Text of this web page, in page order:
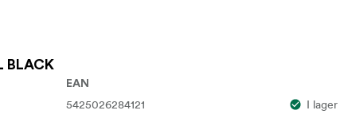
BLACK
EAN
5425026284121 I lager